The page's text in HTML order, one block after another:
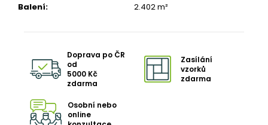
Balení: 2.402 m²
Doprava po ČR
od
5000 Kč
zdarma
Zasílání
vzorků
zdarma
Osobní nebo
online